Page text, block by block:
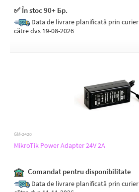
✅ În stoc 90+ Бр.
Data de livrare planificată prin curier
către dvs 19-08-2026
GM-2420
MikroTik Power Adapter 24V 2A
Comandat pentru disponibilitate
Data de livrare planificată prin curier